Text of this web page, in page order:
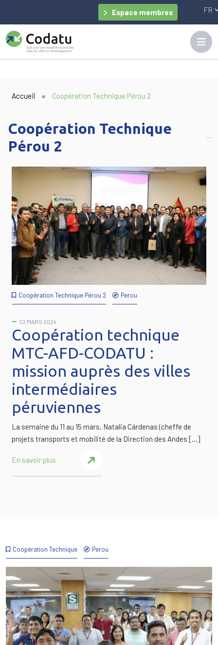
Espace membres
Accueil ● Coopération Technique Pérou 2
Coopération Technique
Pérou 2
Coopération Technique Pérou 2 Perou
22 MARS 2024
Coopération technique
MTC-AFD-CODATU :
mission auprès des villes
intermédiaires
péruviennes
La semaine du 11 au 15 mars, Natalia Cárdenas (cheffe de
projets transports et mobilité de la Direction des Andes […]
En savoir plus
Coopération Technique Perou
Panneau de gestion des cookies